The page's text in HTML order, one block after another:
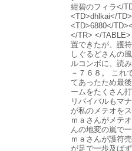
紺碧のフィラ</
<TD>dhlkai</
<TD>6880</
</TR> </
置できたが、護
しぐるどさんの
ルコンボに、読
－７６８。 これ
てあったため最
ームをたくさん
リバイバルもマ
が私のメテオを
ｍａさんがメテ
んの地変の嵐で
ｍａさんが護符
が足で一歩及ば